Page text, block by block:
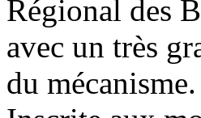
Régional des
avec un très
du